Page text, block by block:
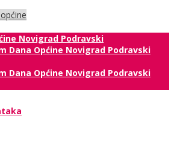
Novigrad Podravski
Dana Općine Novigrad Podravski
Dana Općine Novigrad Podravski